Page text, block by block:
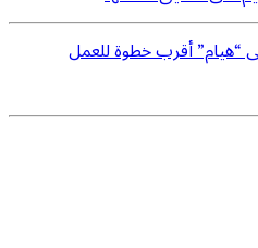
إلى “هيام” أقرب خطوة للعمل